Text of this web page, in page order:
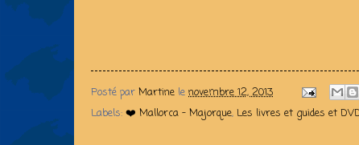
Posté par Martine le novembre 12, 2013
Labels: ❤️ Mallorca - Majorque, Les livres et guides et